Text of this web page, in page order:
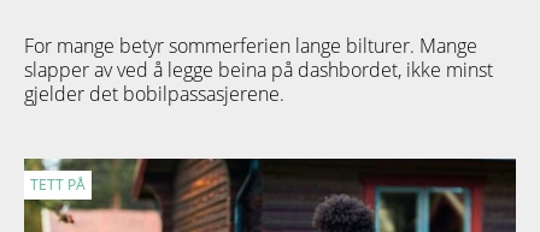
For mange betyr sommerferien lange bilturer. Mange
slapper av ved å legge beina på dashbordet, ikke minst
gjelder det bobilpassasjerene.
TETT PÅ